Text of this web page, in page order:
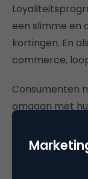
een slimme en
kortingen. En
commerce,
Consumenten
omgaan met
ander
slim